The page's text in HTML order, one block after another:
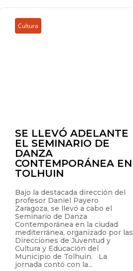
Cultura
SE LLEVÓ ADELANTE
EL SEMINARIO DE
DANZA
CONTEMPORÁNEA EN
TOLHUIN
Bajo la destacada dirección del
profesor Daniel Payero
Zaragoza, se llevó a cabo el
Seminario de Danza
Contemporánea en la ciudad
mediterránea, organizado por las
Direcciones de Juventud y
Cultura y Educación del
Municipio de Tolhuin. La
jornada contó con la...